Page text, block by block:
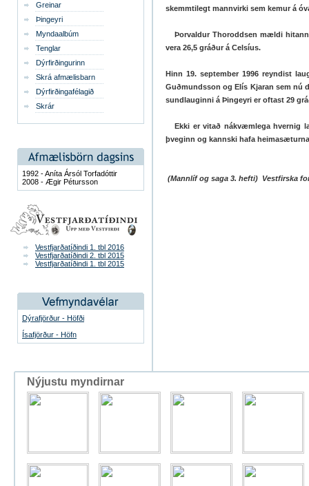
Greinar
Þingeyri
Myndaalbúm
Tenglar
Dýrfirðingurinn
Skrá afmælisbarn
Dýrfirðingafélagið
Skrár
1992 - Aníta Ársól Torfadóttir
2008 - Ægir Pétursson
Vestfjarðatíðindi 1. tbl 2016
Vestfjarðatíðindi 2. tbl 2015
Vestfjarðatíðindi 1. tbl 2015
Dýrafjörður - Höfði
Ísafjörður - Höfn
skemmtilegt mannvirki sem kemur á
Þorvaldur Thoroddsen mældi hitann
vera 26,5 gráður á Celsíus.
Hinn 19. september 1996 reyndist
Guðmundsson og Elís Kjaran sem nú
sundlauginni á Þingeyri er oftast 29
Ekki er vitað nákvæmlega hvernig
þveginn og kannski hafa
(Mannlíf og saga 3. hefti) Vestfirska
Nýjustu myndirnar